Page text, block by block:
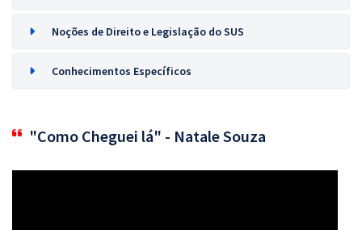
Noções de Direito e Legislação do SUS
Conhecimentos Específicos
"Como Cheguei lá" - Natale Souza